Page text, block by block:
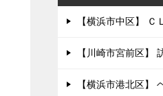
【横浜市中区】 Ｃ
【川崎市宮前区】
【横浜市港北区】